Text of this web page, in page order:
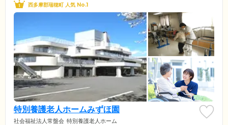
西多摩郡瑞穂町 人気 No.1
特別養護老人ホームみずほ園
社会福祉法人常盤会 特別養護老人ホーム